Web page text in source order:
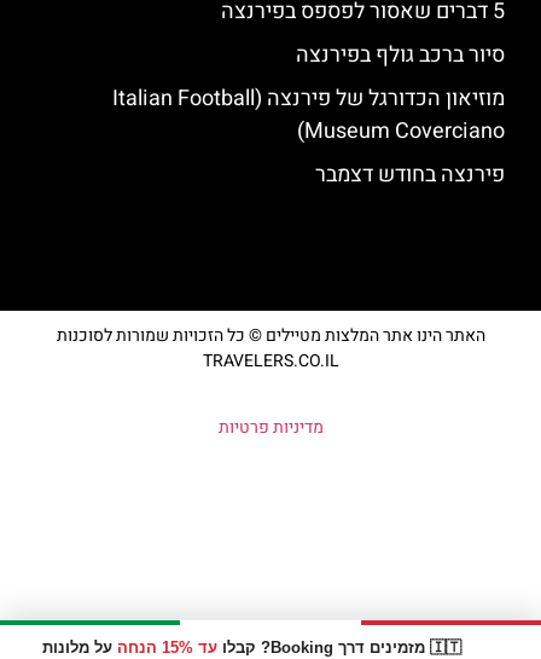
🇮🇹 מזמינים דרך Booking? קבלו עד 15% הנחה על מלונות
5 דברים שאסור לפספס בפירנצה
סיור ברכב גולף בפירנצה
מוזיאון הכדורגל של פירנצה (Italian Football
Museum Coverciano)
פירנצה בחודש דצמבר
האתר הינו אתר המלצות מטיילים © כל הזכויות שמורות לסוכנות
TRAVELERS.CO.IL
מדיניות פרטיות